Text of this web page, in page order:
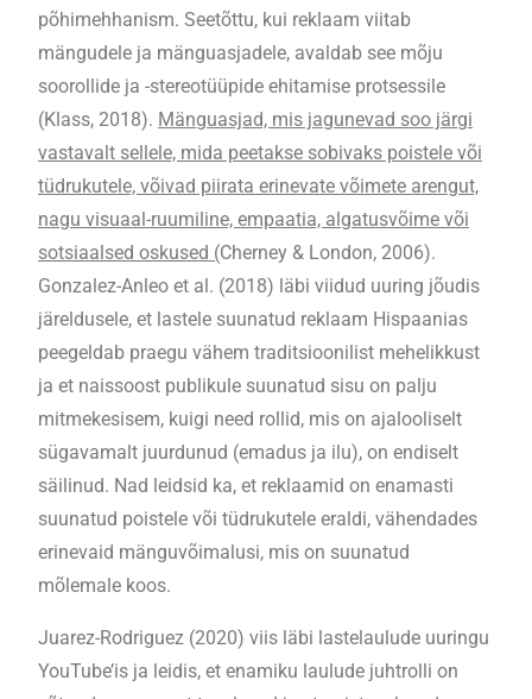
põhimehhanism. Seetõttu, kui reklaam viitab
mängudele ja mänguasjadele, avaldab see mõju
soorollide ja -stereotüüpide ehitamise protsessile
(Klass, 2018). Mänguasjad, mis jagunevad soo järgi
vastavalt sellele, mida peetakse sobivaks poistele või
tüdrukutele, võivad piirata erinevate võimete arengut,
nagu visuaal-ruumiline, empaatia, algatusvõime või
sotsiaalsed oskused (Cherney & London, 2006).
Gonzalez-Anleo et al. (2018) läbi viidud uuring jõudis
järeldusele, et lastele suunatud reklaam Hispaanias
peegeldab praegu vähem traditsioonilist mehelikkust
ja et naissoost publikule suunatud sisu on palju
mitmekesisem, kuigi need rollid, mis on ajalooliselt
sügavamalt juurdunud (emadus ja ilu), on endiselt
säilinud. Nad leidsid ka, et reklaamid on enamasti
suunatud poistele või tüdrukutele eraldi, vähendades
erinevaid mänguvõimalusi, mis on suunatud
mõlemale koos.
Juarez-Rodriguez (2020) viis läbi lastelaulude uuringu
YouTube’is ja leidis, et enamiku laulude juhtrolli on